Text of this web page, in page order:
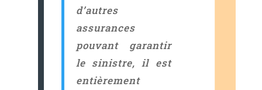
d’autres
assurances
pouvant garantir
le sinistre, il est
entièrement